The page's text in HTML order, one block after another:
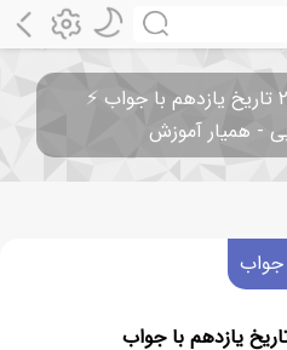
سوالات درس بیست ۲۰ تاریخ یازدهم با جواب ⚡
- همیار آموزش